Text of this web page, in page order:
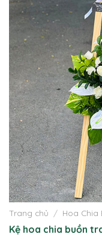
Trang chủ / Hoa Chia
Kệ hoa chia buồn